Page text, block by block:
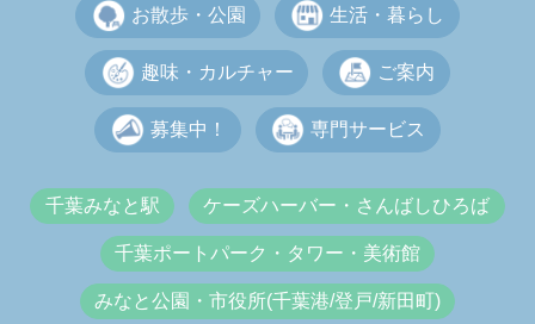
お散歩・公園 生活・暮らし
趣味・カルチャー ご案内
募集中！ 専門サービス
千葉みなと駅 ケーズハーバー・さんばしひろば
千葉ポートパーク・タワー・美術館
みなと公園・市役所(千葉港/登戸/新田町)